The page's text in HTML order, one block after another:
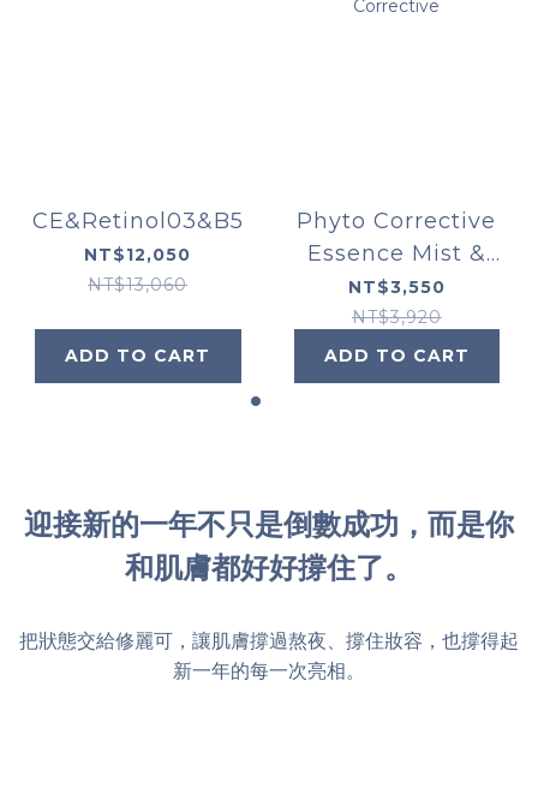
CE&Retinol03&B5
NT$12,050
NT$13,060
ADD TO CART
Phyto Corrective
Essence Mist &
Phyto Corrective
NT$3,550
NT$3,920
ADD TO CART
迎接新的一年不只是倒數成功，而是你
和肌膚都好好撐住了。
把狀態交給修麗可，讓肌膚撐過熬夜、撐住妝容，也撐得起
新一年的每一次亮相。